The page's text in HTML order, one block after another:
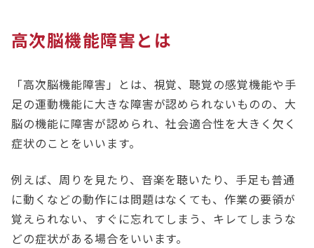
高次脳機能障害とは
「高次脳機能障害」とは、視覚、聴覚の感覚機能や手
足の運動機能に大きな障害が認められないものの、大
脳の機能に障害が認められ、社会適合性を大きく欠く
症状のことをいいます。
例えば、周りを見たり、音楽を聴いたり、手足も普通
に動くなどの動作には問題はなくても、作業の要領が
覚えられない、すぐに忘れてしまう、キレてしまうな
どの症状がある場合をいいます。